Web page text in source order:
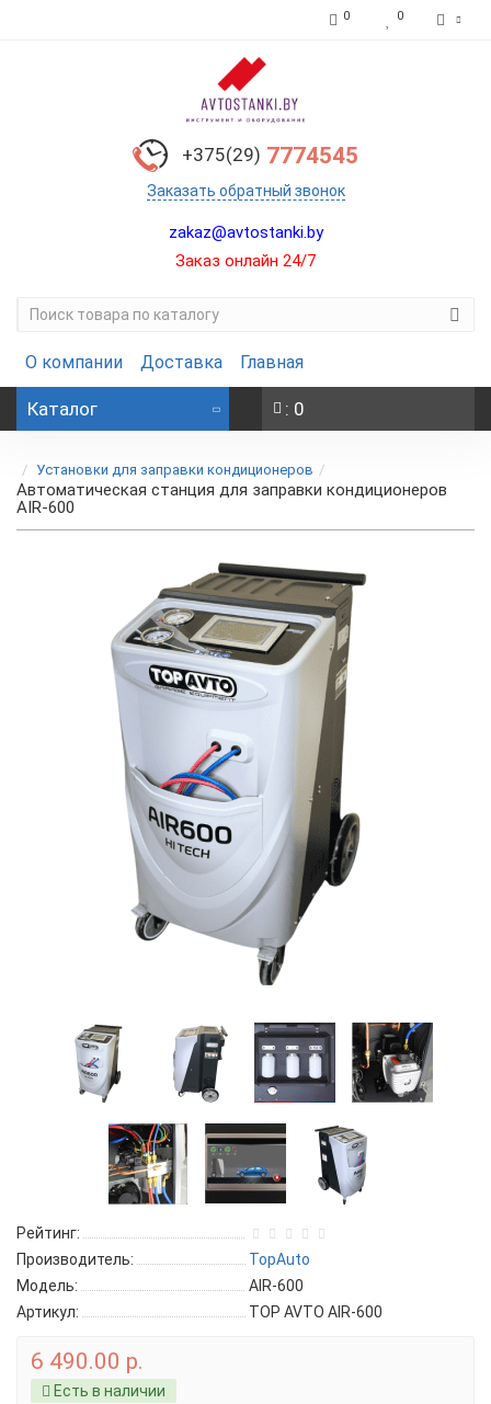
0 0
+375(29) 7774545
Заказать обратный звонок
zakaz@avtostanki.by
Заказ онлайн 24/7
О компании Доставка Главная
Каталог : 0
Установки для заправки кондиционеров
Автоматическая станция для заправки кондиционеров
AIR-600
Рейтинг:
Производитель:
TopAuto
Модель:
AIR-600
Артикул:
TOP AVTO AIR-600
6 490.00 р.
Есть в наличии